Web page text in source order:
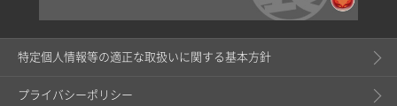
特定個人情報等の適正な取扱いに関する基本方針
プライバシーポリシー